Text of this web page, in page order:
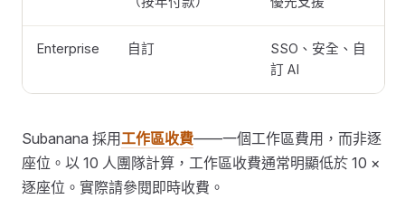
Enterprise 自訂
SSO、安全、自
訂 AI
Subanana 採用工作區收費——一個工作區費用，而非逐
座位。以 10 人團隊計算，工作區收費通常明顯低於 10 ×
逐座位。實際請參閱即時收費。